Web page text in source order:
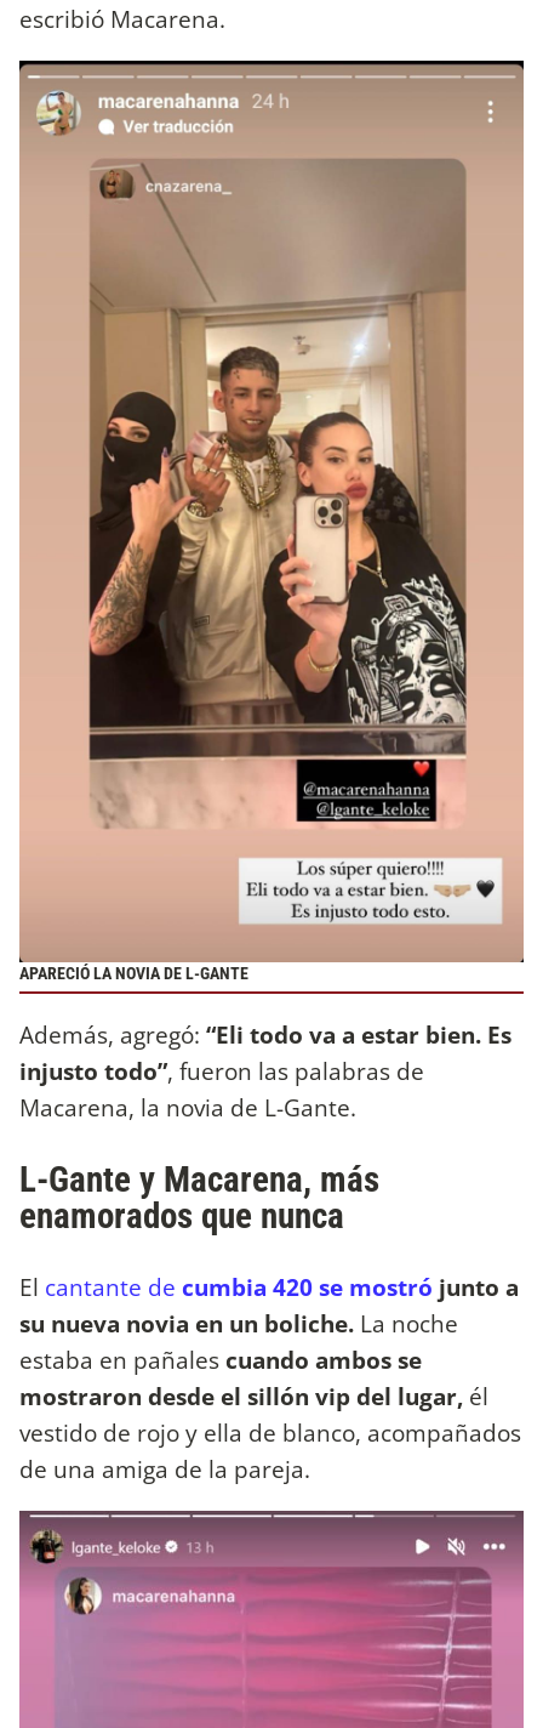
escribió Macarena.
APARECIÓ LA NOVIA DE L-GANTE
Además, agregó: “Eli todo va a estar bien. Es
injusto todo”, fueron las palabras de
Macarena, la novia de L-Gante.
L-Gante y Macarena, más
enamorados que nunca
El cantante de cumbia 420 se mostró junto a
su nueva novia en un boliche. La noche
estaba en pañales cuando ambos se
mostraron desde el sillón vip del lugar, él
vestido de rojo y ella de blanco, acompañados
de una amiga de la pareja.